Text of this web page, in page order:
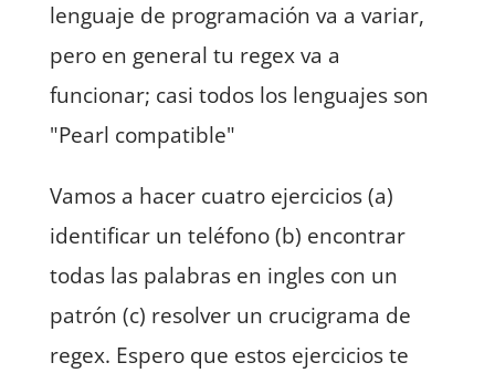
lenguaje de programación va a variar,
pero en general tu regex va a
funcionar; casi todos los lenguajes son
"Pearl compatible"
Vamos a hacer cuatro ejercicios (a)
identificar un teléfono (b) encontrar
todas las palabras en ingles con un
patrón (c) resolver un crucigrama de
regex. Espero que estos ejercicios te